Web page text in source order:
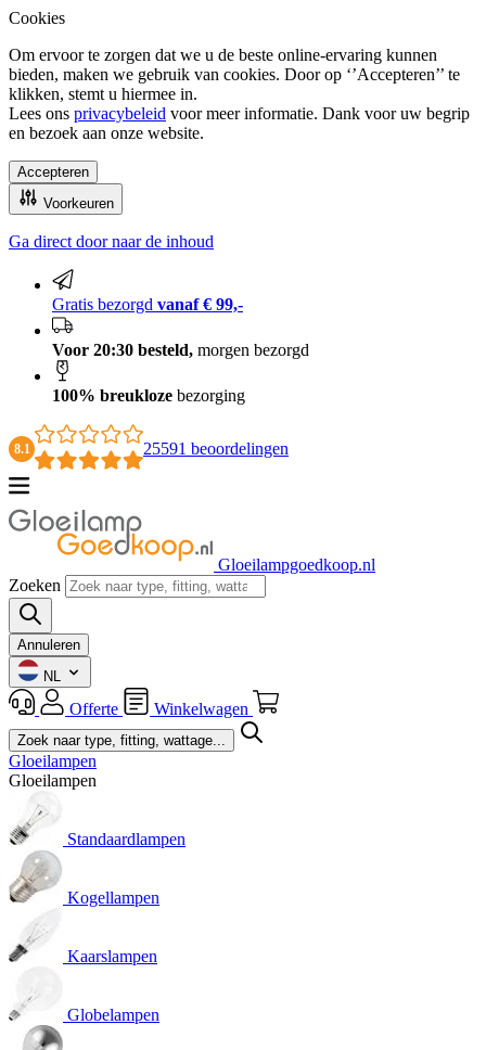
Cookies
Om ervoor te zorgen dat we u de beste online-ervaring kunnen
bieden, maken we gebruik van cookies. Door op ‘’Accepteren’’ te
klikken, stemt u hiermee in.
Lees ons privacybeleid voor meer informatie. Dank voor uw begrip
en bezoek aan onze website.
Accepteren
Voorkeuren
100% breukloze bezorging
Ga direct door naar de inhoud
Gratis bezorgd vanaf € 99,-
Voor 20:30 besteld, morgen bezorgd
100% breukloze bezorging
8.1 25591 beoordelingen
Gloeilampgoedkoop.nl
Zoeken
Annuleren
NL
Offerte Winkelwagen
Gloeilampen
Gloeilampen
Standaardlampen
Kogellampen
Kaarslampen
Globelampen